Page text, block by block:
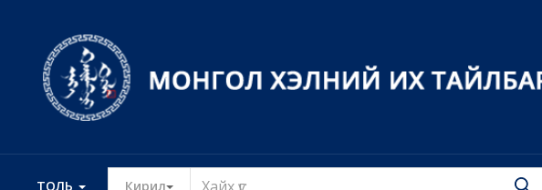
ТОЛЬ Кирил Toggle Dropdown